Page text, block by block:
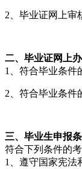
2、毕业证网上审
二、毕业证网上
1、符合毕业条件
2、符合毕业条件
三、毕业生申报
符合下列条件的
1、遵守国家宪法